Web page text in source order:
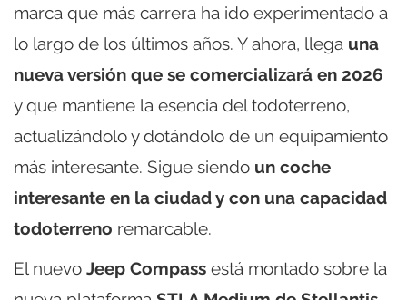
marca que más carrera ha ido experimentado a
lo largo de los últimos años. Y ahora, llega una
nueva versión que se comercializará en 2026
y que mantiene la esencia del todoterreno,
actualizándolo y dotándolo de un equipamiento
más interesante. Sigue siendo un coche
interesante en la ciudad y con una capacidad
todoterreno remarcable.
El nuevo Jeep Compass está montado sobre la